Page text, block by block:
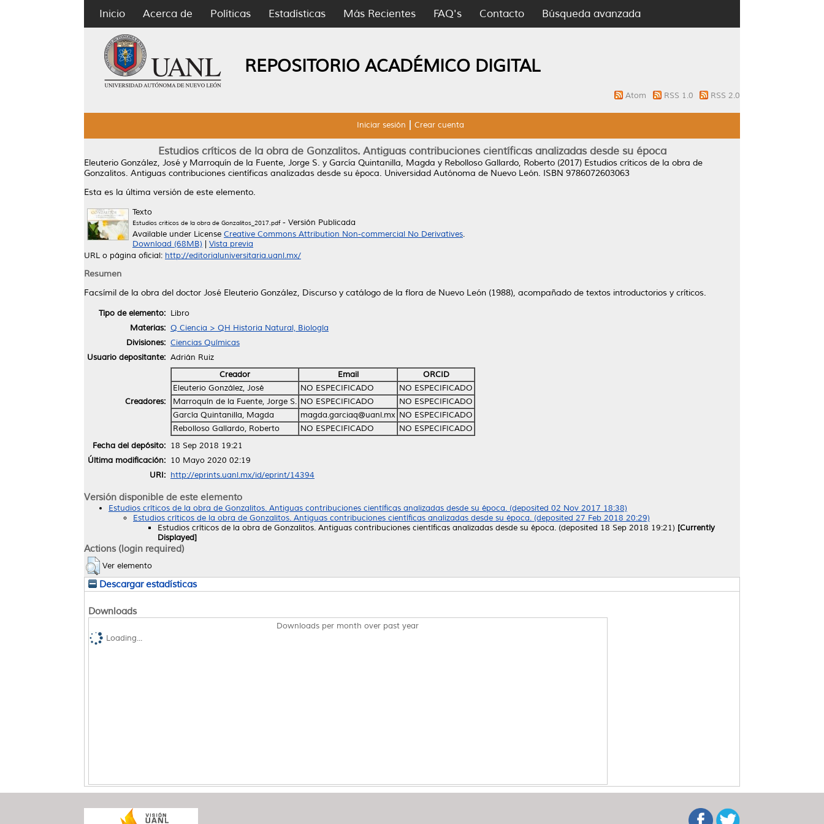
Inicio Acerca de Políticas Estadísticas Más Recientes FAQ's Contacto Búsqueda avanzada
REPOSITORIO ACADÉMICO DIGITAL
Atom RSS 1.0 RSS 2.0
Iniciar sesión Crear cuenta
Estudios críticos de la obra de Gonzalitos. Antiguas contribuciones científicas analizadas desde su época
Eleuterio González, José y Marroquín de la Fuente, Jorge S. y García Quintanilla, Magda y Rebolloso Gallardo, Roberto (2017) Estudios críticos de la obra de
Gonzalitos. Antiguas contribuciones científicas analizadas desde su época. Universidad Autónoma de Nuevo León. ISBN 9786072603063
Esta es la última versión de este elemento.
Texto
Estudios críticos de la obra de Gonzalitos_2017.pdf- Versión Publicada
Available under License Creative Commons Attribution Non-commercial No Derivatives.
Download (68MB)
Vista previa
URL o página oficial: http://editorialuniversitaria.uanl.mx/
Resumen
Facsímil de la obra del doctor José Eleuterio González, Discurso y catálogo de la flora de Nuevo León (1988), acompañado de textos introductorios y críticos.
Tipo de elemento: Libro
Materias: Q Ciencia > QH Historia Natural, Biología
Divisiones: Ciencias Químicas
Usuario depositante: Adrián Ruiz
Creadores:
Creador Email
ORCID
Eleuterio González, José
NO ESPECIFICADO
NO ESPECIFICADO
Marroquín de la Fuente, Jorge S. NO ESPECIFICADO
NO ESPECIFICADO
García Quintanilla, Magda
magda.garciaq@uanl.mx NO ESPECIFICADO
Rebolloso Gallardo, Roberto
NO ESPECIFICADO
NO ESPECIFICADO
Fecha del depósito: 18 Sep 2018 19:21
Última modificación: 10 Mayo 2020 02:19
URI: http://eprints.uanl.mx/id/eprint/14394
Versión disponible de este elemento
Estudios críticos de la obra de Gonzalitos. Antiguas contribuciones científicas analizadas desde su época. (deposited 02 Nov 2017 18:38)
Estudios críticos de la obra de Gonzalitos. Antiguas contribuciones científicas analizadas desde su época. (deposited 27 Feb 2018 20:29)
Estudios críticos de la obra de Gonzalitos. Antiguas contribuciones científicas analizadas desde su época. (deposited 18 Sep 2018 19:21) [Currently
Displayed]
Actions (login required)
Ver elemento
Descargar estadísticas
Downloads
Downloads per month over past year
Loading...